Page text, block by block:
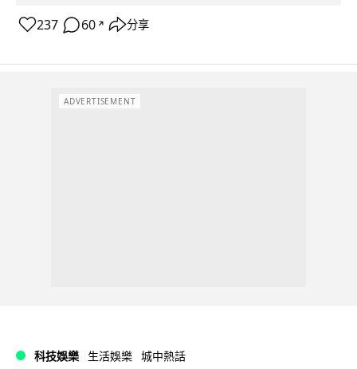
237 60 ↗ 分享
ADVERTISEMENT
科技娛樂 生活娛樂 城中熱話